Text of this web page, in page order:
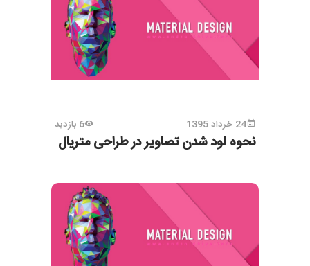
24 خرداد 1395 6 بازدید
نحوه لود شدن تصاویر در طراحی متریال